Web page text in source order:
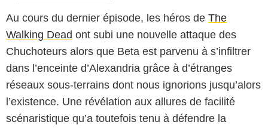
Au cours du dernier épisode, les héros de The
Walking Dead ont subi une nouvelle attaque des
Chuchoteurs alors que Beta est parvenu à s’infiltrer
dans l’enceinte d’Alexandria grâce à d’étranges
réseaux sous-terrains dont nous ignorions jusqu’alors
l’existence. Une révélation aux allures de facilité
scénaristique qu’a toutefois tenu à défendre la